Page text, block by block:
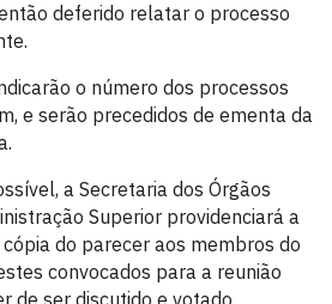
deferido relatar o processo
o número dos processos
e serão precedidos de ementa da
a Secretaria dos Órgãos
Superior providenciará a
do parecer aos membros do
convocados para a reunião
de ser discutido e votado.